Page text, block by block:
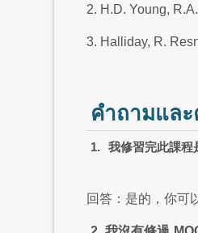
2. H.D. Young,
3. Halliday, R.
คำถามแล
1. 我修習完此課程
回答：是的，你可